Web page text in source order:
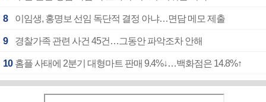
8 이임생, 홍명보 선임 독단적 결정 아냐…면담 메모 제출
9 경찰가족 관련 사건 45건…그동안 파악조차 안해
10 홈플 사태에 2분기 대형마트 판매 9.4%↓…백화점은 14.8%↑